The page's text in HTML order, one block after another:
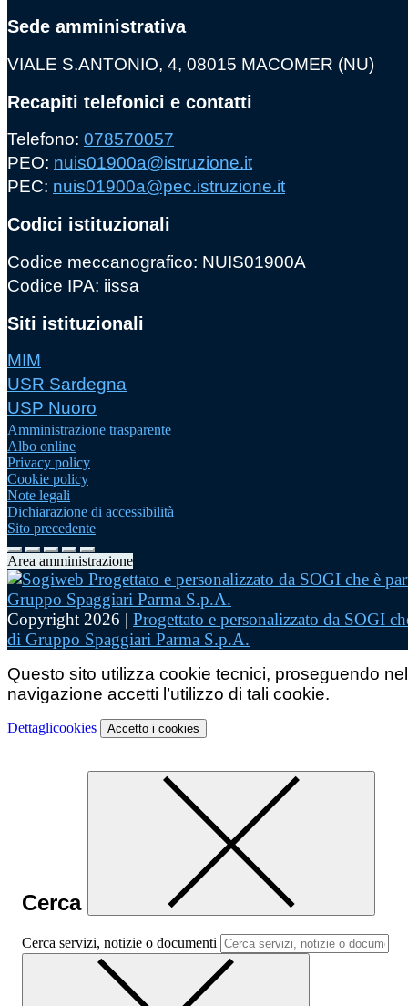
Sede amministrativa
VIALE S.ANTONIO, 4, 08015 MACOMER (NU)
Recapiti telefonici e contatti
Telefono: 078570057
PEO: nuis01900a@istruzione.it
PEC: nuis01900a@pec.istruzione.it
Codici istituzionali
Codice meccanografico: NUIS01900A
Codice IPA: iissa
Siti istituzionali
MIM
USR Sardegna
USP Nuoro
Amministrazione trasparente
Albo online
Privacy policy
Cookie policy
Note legali
Dichiarazione di accessibilità
Sito precedente
Area amministrazione
Copyright 2026 | Progettato e personalizzato da SOGI
di Gruppo Spaggiari Parma S.p.A.
Questo sito utilizza cookie tecnici, proseguendo
navigazione accetti l’utilizzo di tali cookie.
Dettaglicookies Accetto i cookies
Cerca
Cerca servizi, notizie o documenti